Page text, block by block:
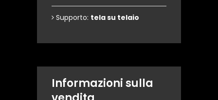
Supporto: tela su telaio
Informazioni sulla